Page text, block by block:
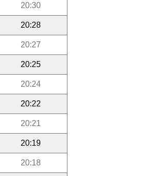
20:30
20:28
20:27
20:25
20:24
20:22
20:21
20:19
20:18